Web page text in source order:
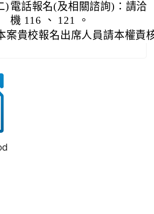
) 電話報名(及相關諮詢)：請洽
機 116 、 121 。
案貴校報名出席人員請本權責